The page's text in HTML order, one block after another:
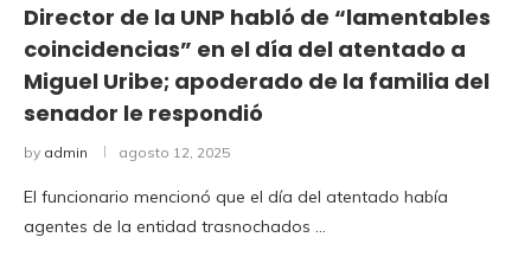
Director de la UNP habló de “lamentables
coincidencias” en el día del atentado a
Miguel Uribe; apoderado de la familia del
senador le respondió
by admin agosto 12, 2025
El funcionario mencionó que el día del atentado había
agentes de la entidad trasnochados …